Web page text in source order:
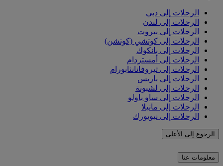
الرحلات إلى دبي
الرحلات إلى لندن
الرحلات إلى بيروت
الرحلات إلى كوتشي (كوتشن)
الرحلات إلى بانكوك
الرحلات إلى أمستردام
الرحلات إلى ثيروفانانثابورام
الرحلات إلى باريس
الرحلات إلى لشبونة
الرحلات إلى ساو باولو
الرحلات إلى مانيلا
الرحلات إلى نيويورك
الرجوع إلى الأعلى
معلومات عنا